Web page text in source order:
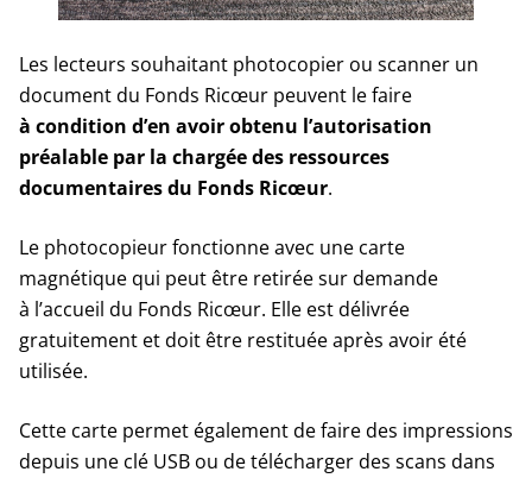
Les lecteurs souhaitant photocopier ou scanner un
document du Fonds Ricœur peuvent le faire
à condition d’en avoir obtenu l’autorisation
préalable par la chargée des ressources
documentaires du Fonds Ricœur.
Le photocopieur fonctionne avec une carte
magnétique qui peut être retirée sur demande
à l’accueil du Fonds Ricœur. Elle est délivrée
gratuitement et doit être restituée après avoir été
utilisée.
Cette carte permet également de faire des impressions
depuis une clé USB ou de télécharger des scans dans